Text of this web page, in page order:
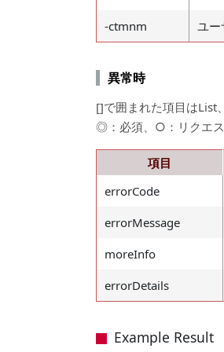
-ctmnm
ユー
異常時
[]で囲まれた項目はList
◎：必須、○：リクエ
項目
errorCode
errorMessage
moreInfo
errorDetails
Example Result